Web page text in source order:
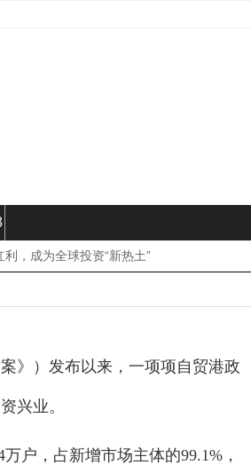
，成为全球投资“新热土”
》）发布以来，一项项自贸港政
兴业。
户，占新增市场主体的99.1%，